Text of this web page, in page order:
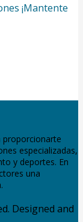
¡Mantente
proporcionarte
especializadas,
y deportes. En
una
Designed and